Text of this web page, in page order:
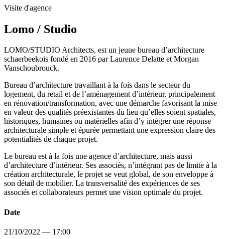
Visite d'agence
Lomo / Studio
LOMO/STUDIO Architects, est un jeune bureau d’architecture
schaerbeekois fondé en 2016 par Laurence Delatte et Morgan
Vanschoubrouck.
Bureau d’architecture travaillant à la fois dans le secteur du
logement, du retail et de l’aménagement d’intérieur, principalement
en rénovation/transformation, avec une démarche favorisant la mise
en valeur des qualités préexistantes du lieu qu’elles soient spatiales,
historiques, humaines ou matérielles afin d’y intégrer une réponse
architecturale simple et épurée permettant une expression claire des
potentialités de chaque projet.
Le bureau est à la fois une agence d’architecture, mais aussi
d’architecture d’intérieur. Ses associés, n’intégrant pas de limite à la
création architecturale, le projet se veut global, de son enveloppe à
son détail de mobilier. La transversalité des expériences de ses
associés et collaborateurs permet une vision optimale du projet.
Date
21/10/2022 — 17:00